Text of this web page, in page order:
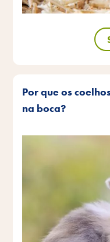
Por que os
na boca?